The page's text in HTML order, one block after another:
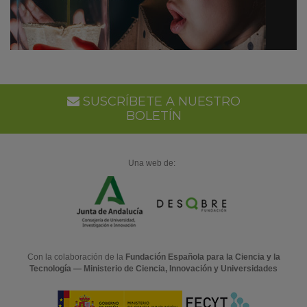
SUSCRÍBETE A NUESTRO
BOLETÍN
Una web de:
Con la colaboración de la Fundación Española para la Ciencia y la
Tecnología — Ministerio de Ciencia, Innovación y Universidades